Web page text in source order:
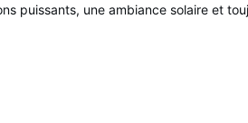
puissants, une ambiance solaire et